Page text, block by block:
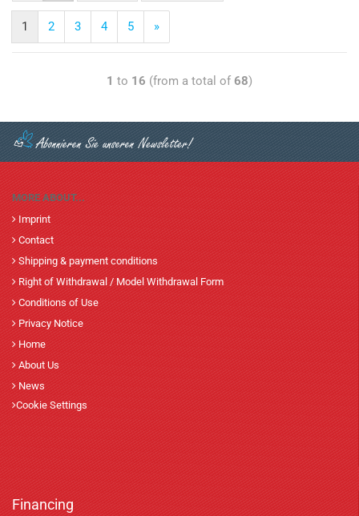
1 2 3 4 5 »
1 to 16 (from a total of 68)
MORE ABOUT...
Imprint
Contact
Shipping & payment conditions
Right of Withdrawal / Model Withdrawal Form
Conditions of Use
Privacy Notice
Home
About Us
News
Cookie Settings
Financing